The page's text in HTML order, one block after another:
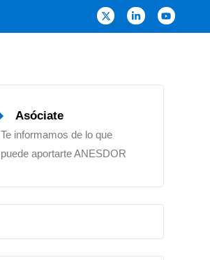
Asóciate
Te informamos de lo que
puede aportarte ANESDOR